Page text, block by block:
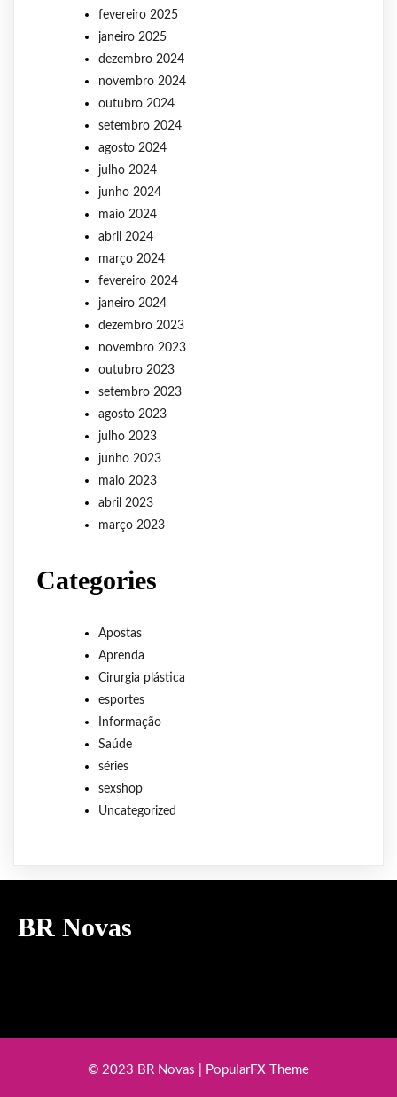
fevereiro 2025
janeiro 2025
dezembro 2024
novembro 2024
outubro 2024
setembro 2024
agosto 2024
julho 2024
junho 2024
maio 2024
abril 2024
março 2024
fevereiro 2024
janeiro 2024
dezembro 2023
novembro 2023
outubro 2023
setembro 2023
agosto 2023
julho 2023
junho 2023
maio 2023
abril 2023
março 2023
Categories
Apostas
Aprenda
Cirurgia plástica
esportes
Informação
Saúde
séries
sexshop
Uncategorized
BR Novas
© 2023 BR Novas | PopularFX Theme